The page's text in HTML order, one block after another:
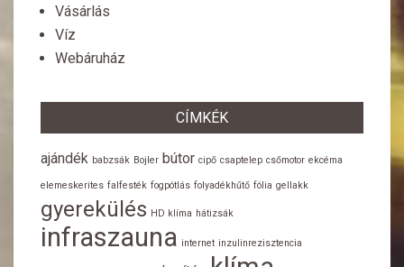
Vásárlás
Víz
Webáruház
CÍMKÉK
ajándék babzsák Bojler bútor cipő csaptelep csőmotor ekcéma
elemeskerites falfesték fogpótlás folyadékhűtő fólia gellakk
gyerekülés HD klíma hátizsák
infraszauna internet inzulinrezisztencia